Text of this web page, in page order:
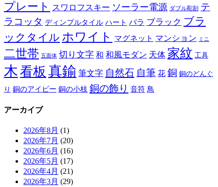
プレート スワロフスキー ソーラー電源 ダブル彫刻 テ
ラコッタ ディンプルタイル ハート バラ ブラック ブラ
ックタイル ホワイト マグネット マンション ミニ
二世帯 五面体 切り文字 和 和風モダン 天体 家紋 工具
木看板 真鍮 筆文字 自然石 自筆 花 銅 銅のどんぐ
り 銅のアイビー 銅の小枝 銅の飾り 音符 鳥
アーカイブ
2026年8月 (1)
2026年7月 (20)
2026年6月 (16)
2026年5月 (17)
2026年4月 (21)
2026年3月 (29)